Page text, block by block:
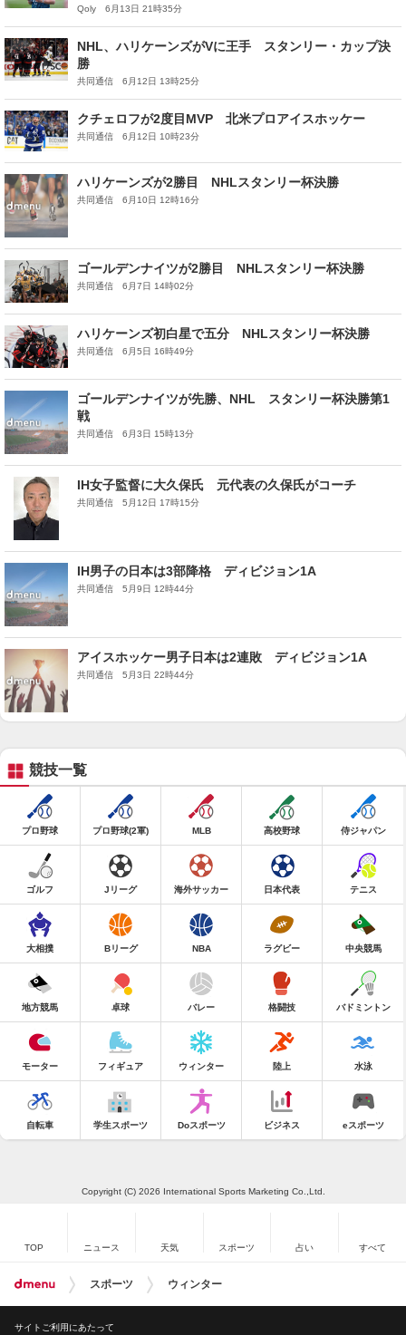
Qoly 6月13日 21時35分
NHL、ハリケーンズがVに王手 スタンリー・カップ決
勝
共同通信 6月12日 13時25分
クチェロフが2度目MVP 北米プロアイスホッケー
共同通信 6月12日 10時23分
ハリケーンズが2勝目 NHLスタンリー杯決勝
共同通信 6月10日 12時16分
ゴールデンナイツが2勝目 NHLスタンリー杯決勝
共同通信 6月7日 14時02分
ハリケーンズ初白星で五分 NHLスタンリー杯決勝
共同通信 6月5日 16時49分
ゴールデンナイツが先勝、NHL スタンリー杯決勝第1
戦
共同通信 6月3日 15時13分
IH女子監督に大久保氏 元代表の久保氏がコーチ
共同通信 5月12日 17時15分
IH男子の日本は3部降格 ディビジョン1A
共同通信 5月9日 12時44分
アイスホッケー男子日本は2連敗 ディビジョン1A
共同通信 5月3日 22時44分
競技一覧
プロ野球 プロ野球(2軍) MLB 高校野球 侍ジャパン
ゴルフ Jリーグ 海外サッカー 日本代表 テニス
大相撲 Bリーグ NBA ラグビー 中央競馬
地方競馬 卓球 バレー 格闘技 バドミントン
モーター フィギュア ウィンター 陸上 水泳
自転車 学生スポーツ Doスポーツ ビジネス eスポーツ
Copyright (C) 2026 International Sports Marketing Co.,Ltd.
TOP ニュース 天気 スポーツ 占い すべて
スポーツ ウィンター
サイトご利用にあたって